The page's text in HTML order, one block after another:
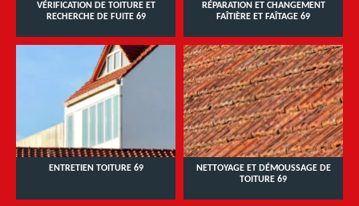
VÉRIFICATION DE TOITURE ET
RECHERCHE DE FUITE 69
RÉPARATION ET CHANGEMENT
FAÎTIÈRE ET FAÎTAGE 69
ENTRETIEN TOITURE 69
NETTOYAGE ET DÉMOUSSAGE DE
TOITURE 69